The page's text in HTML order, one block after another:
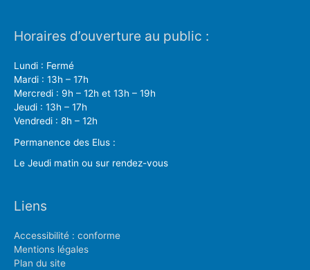
Horaires d’ouverture au public :
Lundi : Fermé
Mardi : 13h – 17h
Mercredi : 9h – 12h et 13h – 19h
Jeudi : 13h – 17h
Vendredi : 8h – 12h
Permanence des Elus :
Le Jeudi matin ou sur rendez-vous
Liens
Accessibilité : conforme
Mentions légales
Plan du site